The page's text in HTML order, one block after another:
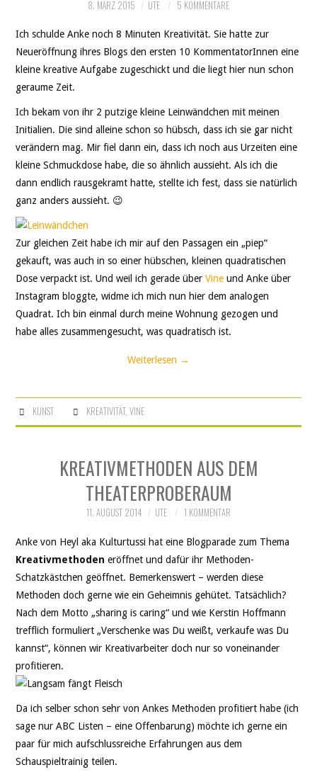
8. MÄRZ 2015 UTE 5 KOMMENTARE
Ich schulde Anke noch 8 Minuten Kreativität. Sie hatte zur
Neueröffnung ihres Blogs den ersten 10 KommentatorInnen eine
kleine kreative Aufgabe zugeschickt und die liegt hier nun schon
geraume Zeit.
Ich bekam von ihr 2 putzige kleine Leinwändchen mit meinen
Initialien. Die sind alleine schon so hübsch, dass ich sie gar nicht
verändern mag. Mir fiel dann ein, dass ich noch aus Urzeiten eine
kleine Schmuckdose habe, die so ähnlich aussieht. Als ich die
dann endlich rausgekramt hatte, stellte ich fest, dass sie natürlich
ganz anders aussieht. 😉
Zur gleichen Zeit habe ich mir auf den Passagen ein „piep“
gekauft, was auch in so einer hübschen, kleinen quadratischen
Dose verpackt ist. Und weil ich gerade überVineund Anke über
Instagram bloggte, widme ich mich nun hier dem analogen
Quadrat. Ich bin einmal durch meine Wohnung gezogen und
habe alles zusammengesucht, was quadratisch ist.
Weiterlesen →
KUNST KREATIVITÄT, VINE
KREATIVMETHODEN AUS DEM
THEATERPROBERAUM
11. AUGUST 2014 UTE 1 KOMMENTAR
Anke von Heyl aka Kulturtussi hat eine Blogparade zum Thema
Kreativmethoden eröffnet und dafür ihr Methoden-
Schatzkästchen geöffnet. Bemerkenswert – werden diese
Methoden doch gerne wie ein Geheimnis gehütet. Tatsächlich?
Nach dem Motto „sharing is caring“ und wie Kerstin Hoffmann
trefflich formuliert „Verschenke was Du weißt, verkaufe was Du
kannst“, können wir Kreativarbeiter doch nur so voneinander
profitieren.
Da ich selber schon sehr von Ankes Methoden profitiert habe (ich
sage nur ABC Listen – eine Offenbarung) möchte ich gerne ein
paar für mich aufschlussreiche Erfahrungen aus dem
Schauspieltrainig teilen.